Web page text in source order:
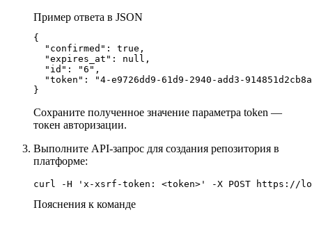
Пример ответа в JSON
{
  "confirmed": true,
  "expires_at": null,
"id": "6",
"token": "4-e9726dd9-61d9-2940-add3-
}
Сохраните полученное значение параметра token —
токен авторизации.
Выполните API-запрос для создания репозитория в
платформе:
curl -H 'x-xsrf-token: <token>' -X POST https://
Пояснения к команде